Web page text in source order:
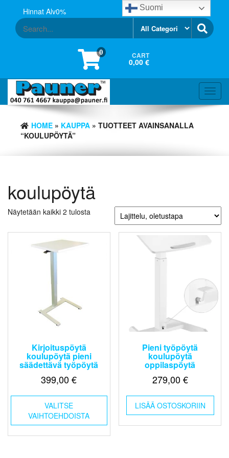
content
Hinnat Alv0%
0 CART
0,00 €
HOME » KAUPPA » TUOTTEET AVAINSANALLA
“KOULUPÖYTÄ”
koulupöytä
Näytetään kaikki 2 tulosta
Kirjoituspöytä
koulupöytä pieni
säädettävä työpöytä
399,00€
VALITSE
VAIHTOEHDOISTA
Tällä
tuotteella
useampi
muunnelma.
Pieni työpöytä
koulupöytä
oppilaspöytä
279,00€
LISÄÄ OSTOSKORIIN
Suomi